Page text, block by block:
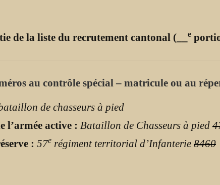
de la liste du recrutement cantonal (__ e
au contrôle spécial – matricule ou au
de chasseurs à pied
l’armée active : Bataillon de Chasseurs à pied
: 57e régiment territorial d’Infanterie 8460